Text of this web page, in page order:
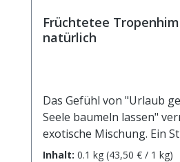
Früchtetee
natürlich
Das Gefühl von "Urlaub
Seele baumeln lassen"
exotische Mischung. Ein
der Tasse lässt uns von
Inhalt: 0.1 kg (43,50 € / 1 kg)